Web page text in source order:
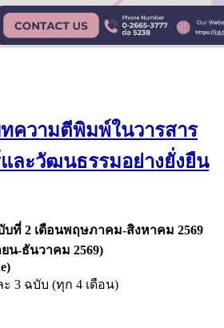
ความตีพิมพ์ในวารสาร
ละวัฒนธรรมอย่างยั่งยืน
บที่ 2 เดือนพฤษภาคม-สิงหาคม 2569
น-ธันวาคม 2569)
ะ 3 ฉบับ (ทุก 4 เดือน)